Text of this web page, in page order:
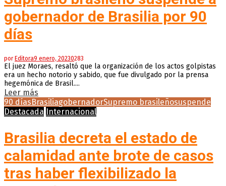
gobernador de Brasilia por 90
días
por Editora9 enero, 20230283
El juez Moraes, resaltó que la organización de los actos golpistas
era un hecho notorio y sabido, que fue divulgado por la prensa
hegemónica de Brasil....
Leer más
90 días BrasiliagobernadorSupremo brasileñosuspende
Destacada Internacional
Brasilia decreta el estado de
calamidad ante brote de casos
tras haber flexibilizado la